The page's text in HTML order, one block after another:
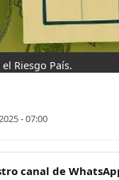
Riesgo País.
- 07:00
canal de